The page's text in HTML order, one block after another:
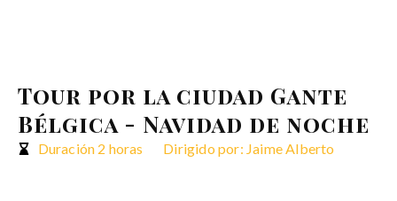
Tour por la ciudad Gante
Bélgica - Navidad de noche
Duración 2 horas Dirigido por: Jaime Alberto